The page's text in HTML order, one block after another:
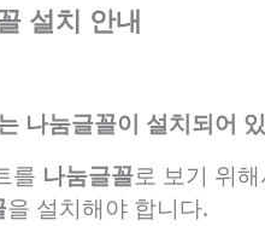
설치 안내
나눔글꼴이 설치되어
를 나눔글꼴로 보기 위
을 설치해야 합니다.